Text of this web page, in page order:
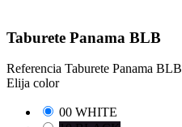
Taburete Panama BLB
Referencia Taburete Panama BLB
Elija color
00 WHITE